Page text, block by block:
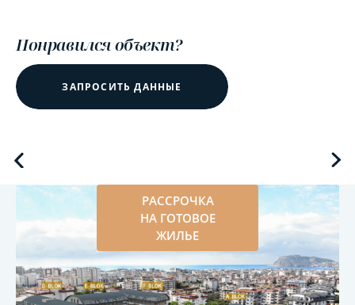
Понравился объект?
ЗАПРОСИТЬ ДАННЫЕ
РАССРОЧКА
НА ГОТОВОЕ
ЖИЛЬЕ